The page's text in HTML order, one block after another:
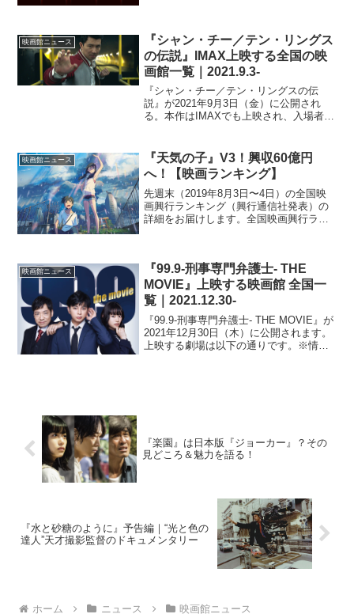
映画館ニュース
『シャン・チー／テン・リングス
の伝説』IMAX上映する全国の映
画館一覧｜2021.9.3-
『シャン・チー／テン・リングスの伝
説』が2021年9月3日（金）に公開され
る。本作はIMAXでも上映され、入場者に
スの伝説』#IMAX 限定！入場者には
IMAXビジュ...
映画館ニュース
『天気の子』V3！興収60億円
へ！【映画ランキング】
先週末（2019年8月3日〜4日）の全国映
画興行ランキング（興行通信社発表）の
詳細をお届けします。全国映画興行ラン
４4位（NEW）『...
映画館ニュース
『99.9-刑事専門弁護士- THE
MOVIE』上映する映画館 全国一
覧｜2021.12.30-
『99.9-刑事専門弁護士- THE MOVIE』が
2021年12月30日（木）に公開されます。
上映する劇場は以下の通りです。※情報
『楽園』は日本版『ジョーカー』？その
見どころ＆魅力を語る！
『水と砂糖のように』予告編｜“光と色の
達人”天才撮影監督のドキュメンタリー
ホーム ニュース 映画館ニュース